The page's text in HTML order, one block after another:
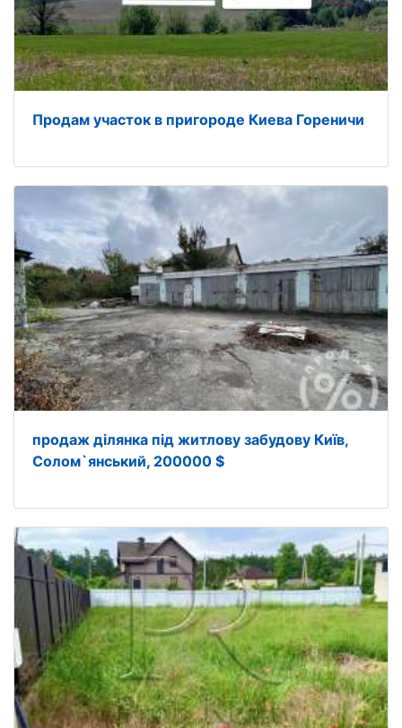
Продам участок в пригороде Киева Гореничи
продаж ділянка під житлову забудову Київ,
Солом`янський, 200000 $